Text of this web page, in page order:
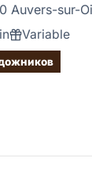
Auvers-sur-
Variable